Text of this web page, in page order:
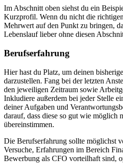
Im Abschnitt oben siehst du ein
Kurzprofil. Wenn du nicht die
Mehrwert auf den Punkt zu bringen,
Lebenslauf lieber ohne diesen
Berufserfahrung
Hier hast du Platz, um deinen
darzustellen. Fang bei der letzten
den jeweiligen Zeitraum sowie
Inkludiere außerdem bei jeder Stelle
deiner Aufgaben und
darauf, dass diese so gut wie möglich
übereinstimmen.
Die Berufserfahrung sollte möglichst
Versuche, Erfahrungen im Bereich
Bewerbung als CFO vorteilhaft sind,